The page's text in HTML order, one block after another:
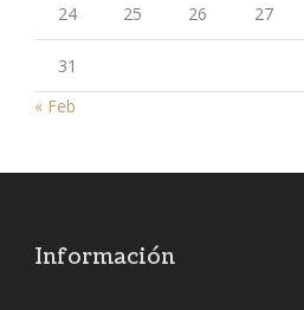
24 25 26 27
31
« Feb
Información